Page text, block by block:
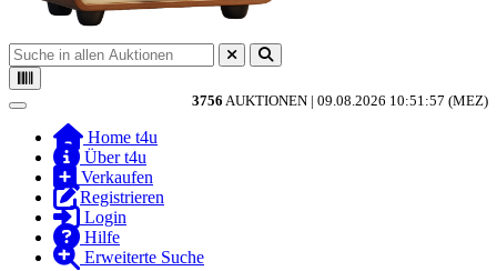
3756 AUKTIONEN | 09.08.2026 10:51:57 (MEZ)
Toggle navigation
Home t4u
Über t4u
Verkaufen
Registrieren
Login
Hilfe
Erweiterte Suche